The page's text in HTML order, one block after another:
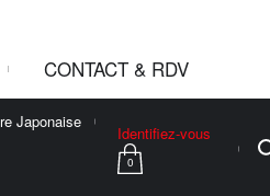
CONTACT & RDV
Japonaise
Identifiez-vous
0